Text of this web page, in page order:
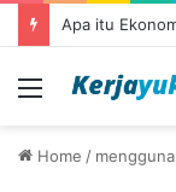
Apa itu
Menu
Home /